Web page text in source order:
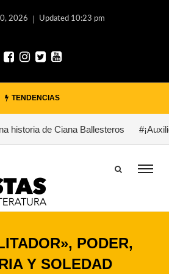
2026 Updated 10:23 pm
TENDENCIAS
de Ciana Ballesteros
PODER,
Y SOLEDAD